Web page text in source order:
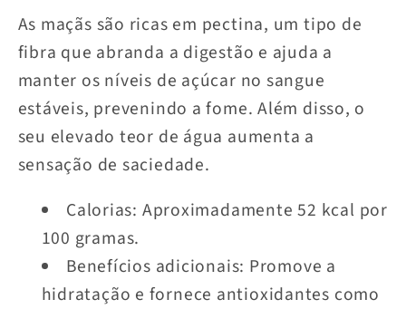
As maçãs são ricas em pectina, um tipo de
fibra que abranda a digestão e ajuda a
manter os níveis de açúcar no sangue
estáveis, prevenindo a fome. Além disso, o
seu elevado teor de água aumenta a
sensação de saciedade.
Calorias: Aproximadamente 52 kcal por
100 gramas.
Benefícios adicionais: Promove a
hidratação e fornece antioxidantes como